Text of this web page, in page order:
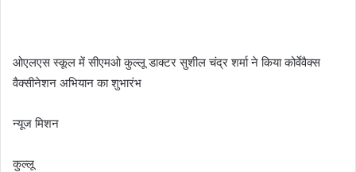
ओएलएस स्कूल में सीएमओ कुल्लू डाक्टर सुशील चंद्र शर्मा ने किया कोर्वेवैक्स
वैक्सीनेशन अभियान का शुभारंभ
न्यूज मिशन
कुल्लू